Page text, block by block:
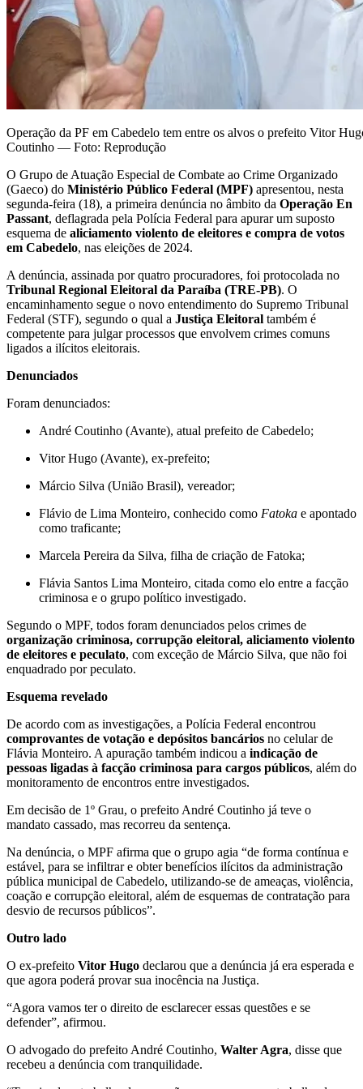
Operação da PF em Cabedelo tem entre os alvos o prefeito Vitor
Coutinho — Foto: Reprodução
O Grupo de Atuação Especial de Combate ao Crime Organizado
(Gaeco) do Ministério Público Federal (MPF) apresentou, nesta
segunda-feira (18), a primeira denúncia no âmbito da Operação En
Passant, deflagrada pela Polícia Federal para apurar um suposto
esquema de aliciamento violento de eleitores e compra de votos
em Cabedelo, nas eleições de 2024.
A denúncia, assinada por quatro procuradores, foi protocolada no
Tribunal Regional Eleitoral da Paraíba (TRE-PB). O
encaminhamento segue o novo entendimento do Supremo Tribunal
Federal (STF), segundo o qual a Justiça Eleitoral também é
competente para julgar processos que envolvem crimes comuns
ligados a ilícitos eleitorais.
Denunciados
Foram denunciados:
André Coutinho (Avante), atual prefeito de Cabedelo;
Vitor Hugo (Avante), ex-prefeito;
Márcio Silva (União Brasil), vereador;
Flávio de Lima Monteiro, conhecido como Fatoka e apontado
como traficante;
Marcela Pereira da Silva, filha de criação de Fatoka;
Flávia Santos Lima Monteiro, citada como elo entre a facção
criminosa e o grupo político investigado.
Segundo o MPF, todos foram denunciados pelos crimes de
organização criminosa, corrupção eleitoral, aliciamento violento
de eleitores e peculato, com exceção de Márcio Silva, que não foi
enquadrado por peculato.
Esquema revelado
De acordo com as investigações, a Polícia Federal encontrou
comprovantes de votação e depósitos bancários no celular de
Flávia Monteiro. A apuração também indicou a indicação de
pessoas ligadas à facção criminosa para cargos públicos, além do
monitoramento de encontros entre investigados.
Em decisão de 1º Grau, o prefeito André Coutinho já teve o
mandato cassado, mas recorreu da sentença.
Na denúncia, o MPF afirma que o grupo agia “de forma contínua e
estável, para se infiltrar e obter benefícios ilícitos da administração
pública municipal de Cabedelo, utilizando-se de ameaças, violência,
coação e corrupção eleitoral, além de esquemas de contratação para
desvio de recursos públicos”.
Outro lado
O ex-prefeito Vitor Hugo declarou que a denúncia já era esperada e
que agora poderá provar sua inocência na Justiça.
“Agora vamos ter o direito de esclarecer essas questões e se
defender”, afirmou.
O advogado do prefeito André Coutinho, Walter Agra, disse que
recebeu a denúncia com tranquilidade.